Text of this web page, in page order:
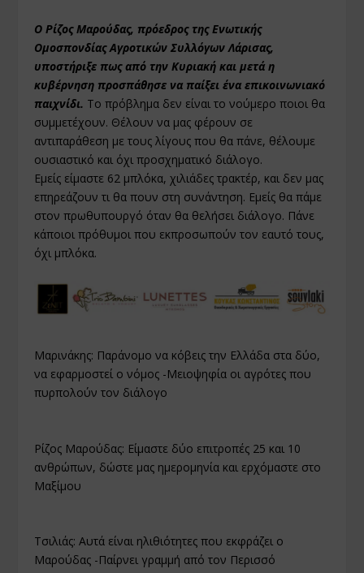
Ο Ρίζος Μαρούδας, πρόεδρος της Ενωτικής
Ομοσπονδίας Αγροτικών Συλλόγων Λάρισας,
υποστήριξε πως από την Κυριακή και μετά η
κυβέρνηση προσπάθησε να παίξει ένα επικοινωνιακό
παιχνίδι. Το πρόβλημα δεν είναι το νούμερο ποιοι θα
συμμετέχουν. Θέλουν να μας φέρουν σε
αντιπαράθεση με τους λίγους που θα πάνε, θέλουμε
ουσιαστικό και όχι προσχηματικό διάλογο.
Εμείς είμαστε 62 μπλόκα, χιλιάδες τρακτέρ, και δεν μας
επηρεάζουν τι θα πουν στη συνάντηση. Εμείς θα πάμε
στον πρωθυπουργό όταν θα θελήσει διάλογο. Πάνε
κάποιοι πρόθυμοι που εκπροσωπούν τον εαυτό τους,
όχι μπλόκα.
Μαρινάκης: Παράνομο να κόβεις την Ελλάδα στα δύο,
να εφαρμοστεί ο νόμος -Μειοψηφία οι αγρότες που
πυρπολούν τον διάλογο
Ρίζος Μαρούδας: Είμαστε δύο επιτροπές 25 και 10
ανθρώπων, δώστε μας ημερομηνία και ερχόμαστε στο
Μαξίμου
Τσιλιάς: Αυτά είναι ηλιθιότητες που εκφράζει ο
Μαρούδας -Παίρνει γραμμή από τον Περισσό